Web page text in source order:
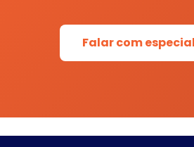
Falar com